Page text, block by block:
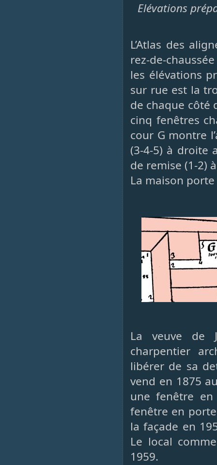
Elévations
L’Atlas des
rez-de-
les élévations
sur rue est la
de chaque côté
cinq fenêtres
cour G montre
(3-4-5) à droite
de remise (1-2)
La maison porte
La veuve de
charpentier
libérer de sa
vend en 1875
une fenêtre
fenêtre en
la façade en
Le local
1959.